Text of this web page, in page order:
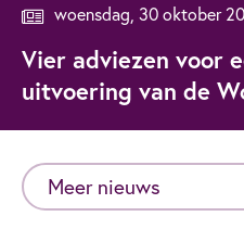
woensdag, 30 oktober
Vier adviezen voor
uitvoering van de
Meer nieuws